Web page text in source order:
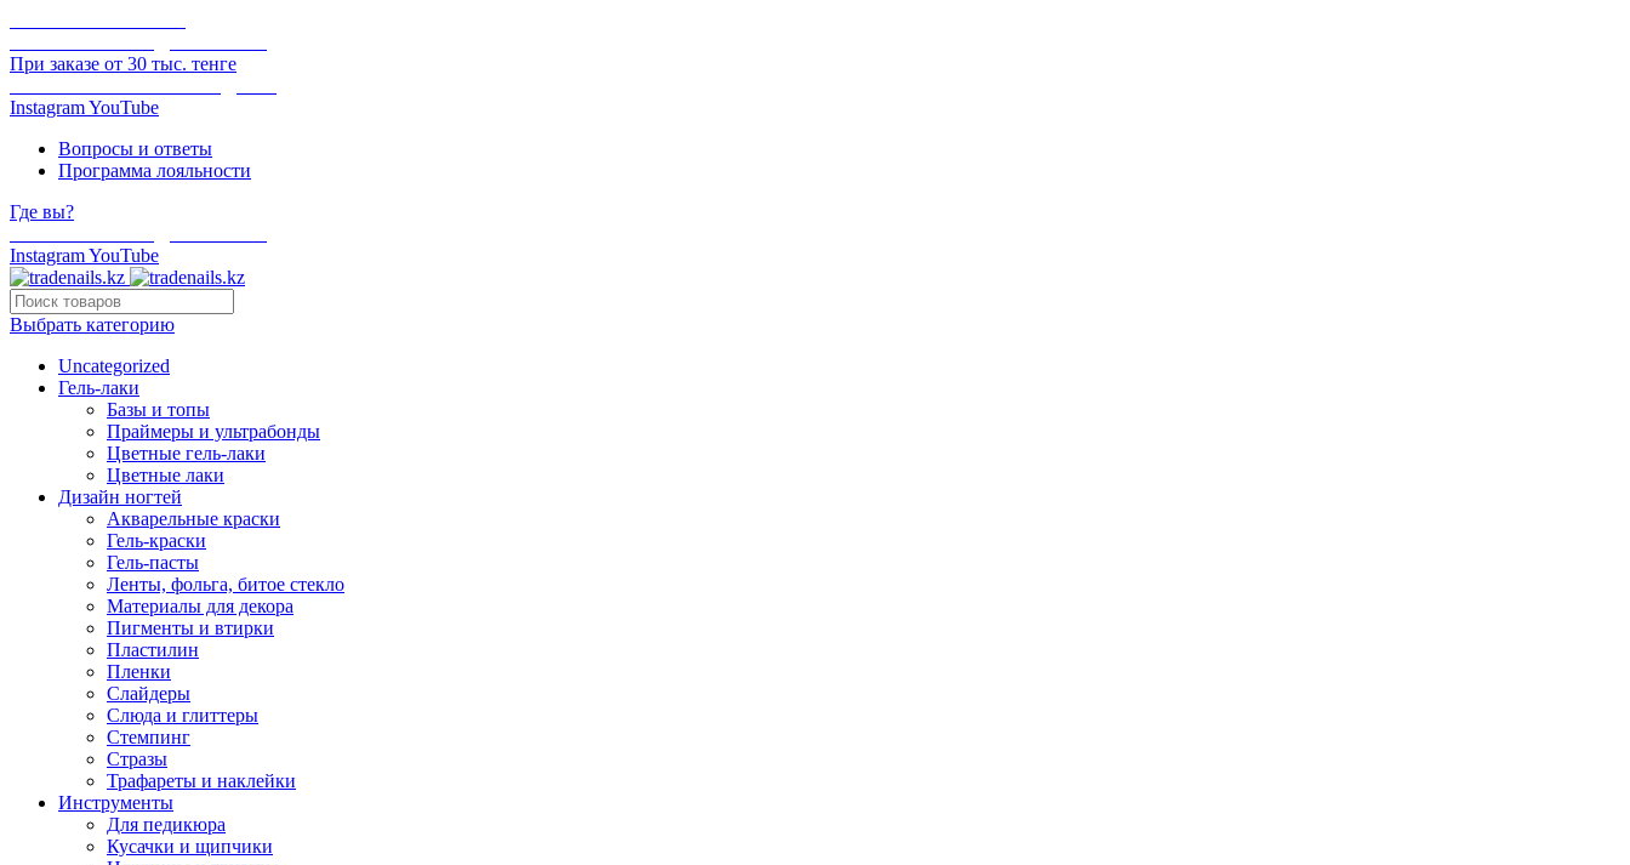
При заказе от 30 тыс. тенге
InstagramYouTube
Вопросы и ответы
Программа лояльности
Где вы?
InstagramYouTube
Выбрать категорию
Uncategorized
Гель-лаки
Базы и топы
Праймеры и ультрабонды
Цветные гель-лаки
Цветные лаки
Дизайн ногтей
Акварельные краски
Гель-краски
Гель-пасты
Ленты, фольга, битое стекло
Материалы для декора
Пигменты и втирки
Пластилин
Пленки
Слайдеры
Слюда и глиттеры
Стемпинг
Стразы
Трафареты и наклейки
Инструменты
Для педикюра
Кусачки и щипчики